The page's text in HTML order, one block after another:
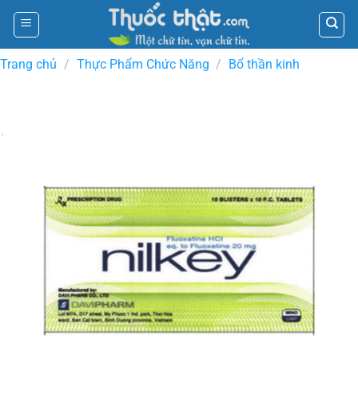
Skip
content
Trang chủ / Thực Phẩm Chức Năng / Bổ thần kinh